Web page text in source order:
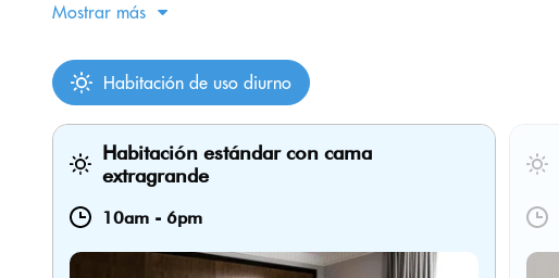
Mostrar más
Habitación de uso diurno
Habitación estándar con cama
extragrande
10am - 6pm